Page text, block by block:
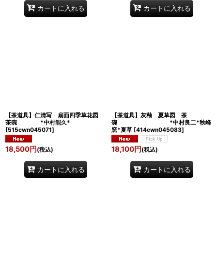
カートに入れる カートに入れる
【茶道具】仁清写 扇面四季草花図
茶碗 *中村能久*
[515cwn045071]
18,500円 (税込)
カートに入れる
【茶道具】灰釉 夏草図 茶
碗 *中村良二*秋峰
窯*夏草 [414cwn045083]
18,100円 (税込)
カートに入れる